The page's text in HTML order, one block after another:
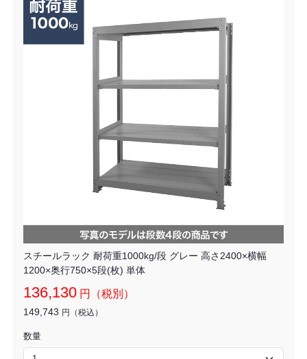
スチールラック 耐荷重1000kg/段 グレー 高さ2400×横幅
1200×奥行750×5段(枚) 単体
136,130 円（税別）
149,743 円（税込）
数量